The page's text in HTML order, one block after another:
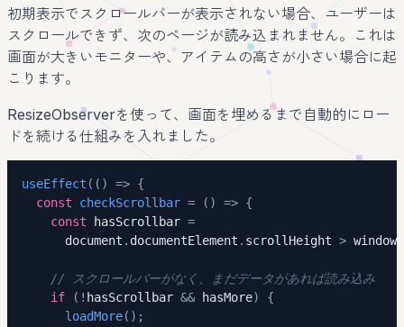
初期表示でスクロールバーが表示されない場合、ユーザーは
スクロールできず、次のページが読み込まれません。これは
画面が大きいモニターや、アイテムの高さが小さい場合に起
こります。
ResizeObserverを使って、画面を埋めるまで自動的にロー
ドを続ける仕組みを入れました。
useEffect ( ( ) => {
const
checkScrollbar = ( ) => {
const hasScrollbar =
      document
. documentElement . scrollHeight > window
// スクロールバーがなく、まだデータがあれば読み込み
if
( ! hasScrollbar && hasMore)
{
loadMore( ) ;